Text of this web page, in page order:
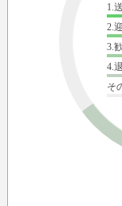
1.
2.
3.
4.
そ